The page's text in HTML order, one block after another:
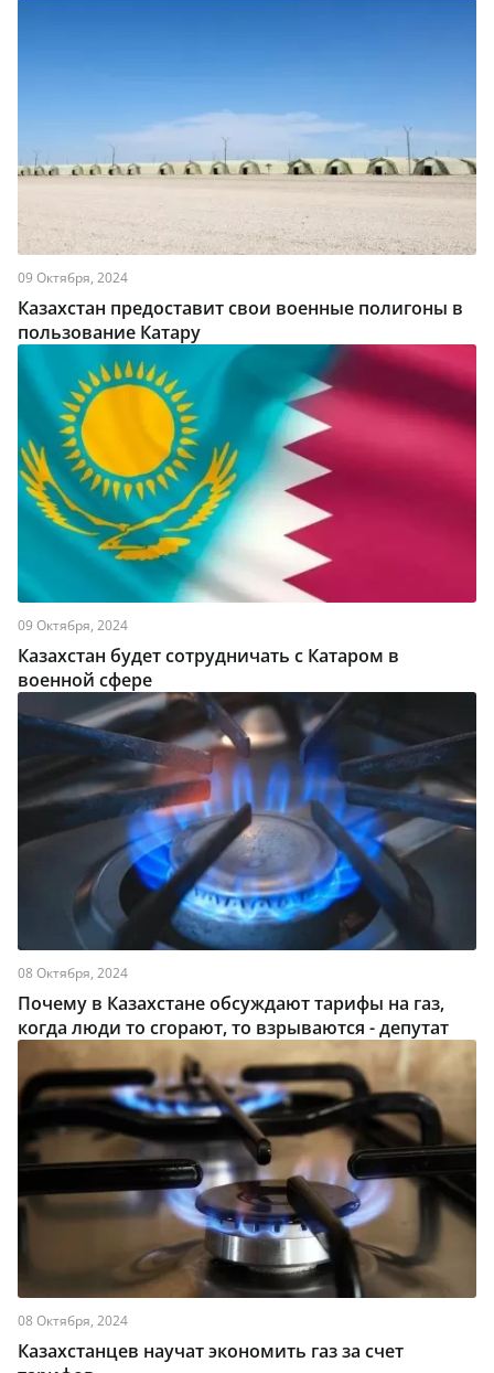
09 Октября, 2024
Казахстан предоставит свои военные полигоны в
пользование Катару
09 Октября, 2024
Казахстан будет сотрудничать с Катаром в
военной сфере
08 Октября, 2024
Почему в Казахстане обсуждают тарифы на газ,
когда люди то сгорают, то взрываются - депутат
08 Октября, 2024
Казахстанцев научат экономить газ за счет